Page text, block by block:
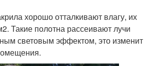
хорошо отталкивают влагу, их
Такие полотна рассеивают лучи
световым эффектом, это изменит